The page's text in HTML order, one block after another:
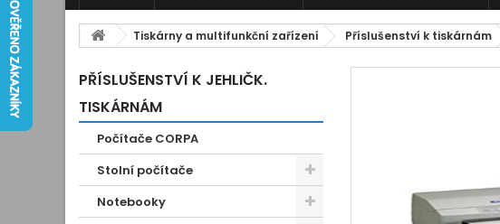
Tiskárny a multifunkční zařízení Příslušenství k tiskárnám
PŘÍSLUŠENSTVÍ K JEHLIČK.
TISKÁRNÁM
Počítače CORPA
Stolní počítače
Notebooky